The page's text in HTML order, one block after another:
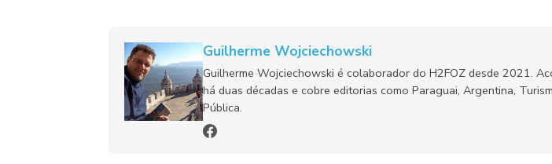
Guilherme Wojciechowski
Guilherme Wojciechowski é colaborador do H2FOZ desde 2021.
há duas décadas e cobre editorias como Paraguai, Argentina,
Pública.